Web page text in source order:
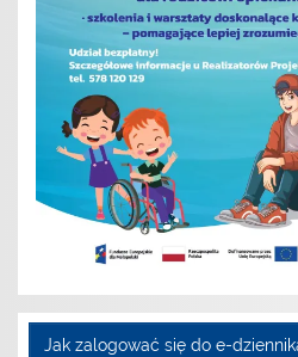
Jak zalogować się do e-